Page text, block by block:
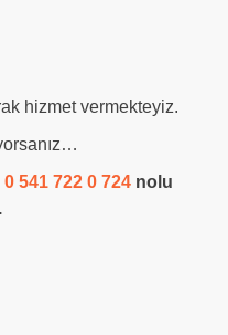
hizmet vermekteyiz.
0 541 722 0 724 nolu